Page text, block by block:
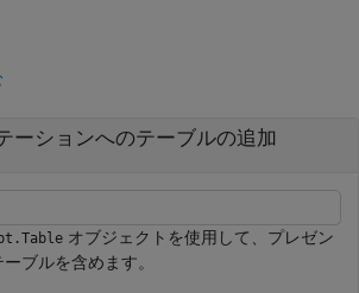
ーションへのテーブルの追加
オブジェクトを使用して、プレゼン
ブルを含めます。